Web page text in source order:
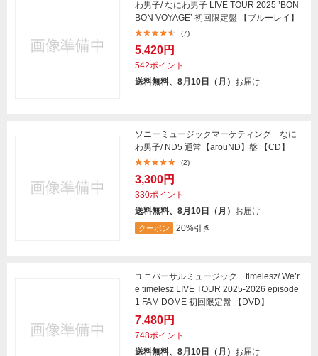
わ男子/ なにわ男子 LIVE TOUR 2025 ’BON
BON VOYAGE’ 初回限定盤 【ブルーレイ】
(7)
5,420円
542ポイント
送料無料、8月10日（月） お届け
ソニーミュージックマーケティング なに
わ男子/ ND5 通常【arouND】盤 【CD】
(2)
3,300円
330ポイント
送料無料、8月10日（月） お届け
クーポン 20%引き
ユニバーサルミュージック timelesz/ We’r
e timelesz LIVE TOUR 2025-2026 episode
1 FAM DOME 初回限定盤 【DVD】
7,480円
748ポイント
送料無料、8月10日（月） お届け